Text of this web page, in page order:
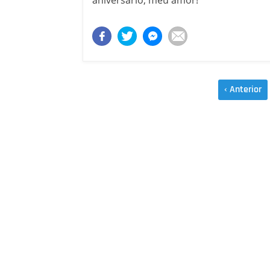
‹ Anterior